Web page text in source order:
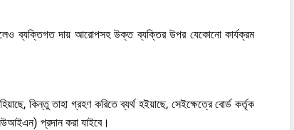
ব্যক্তিগত দায় আরোপসহ উক্ত ব্যক্তির উপর যেকোনো কার্যক্রম
কিন্তু তাহা গ্রহণ করিতে ব্যর্থ হইয়াছে, সেইক্ষেত্রে বোর্ড কর্তৃক
প্রদান করা যাইবে।